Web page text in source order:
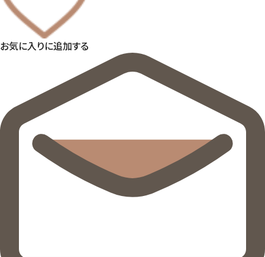
お気に入りに追加する